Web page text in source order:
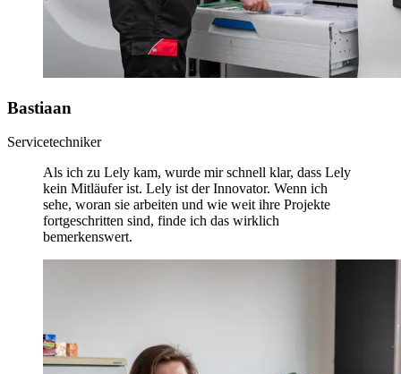
Bastiaan
Servicetechniker
Als ich zu Lely kam, wurde mir schnell klar, dass Lely
kein Mitläufer ist. Lely ist der Innovator. Wenn ich
sehe, woran sie arbeiten und wie weit ihre Projekte
fortgeschritten sind, finde ich das wirklich
bemerkenswert.